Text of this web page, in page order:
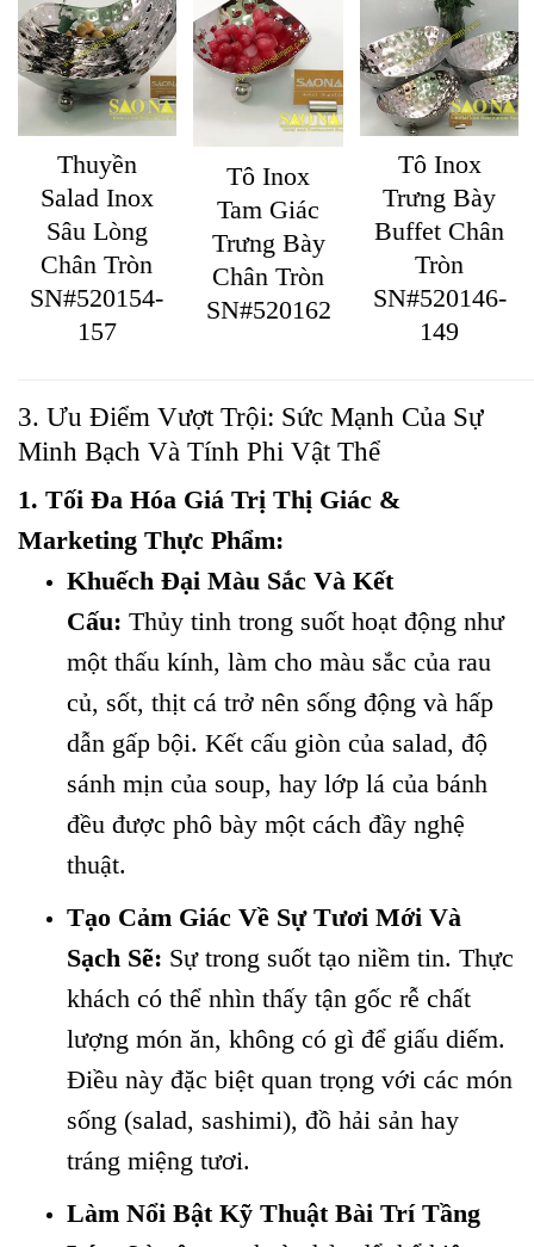
Thuyền
Salad Inox
Sâu Lòng
Chân Tròn
SN#520154-
157
Tô Inox
Tam Giác
Trưng Bày
Chân Tròn
SN#520162
Tô Inox
Trưng Bày
Buffet Chân
Tròn
SN#520146-
149
3. Ưu Điểm Vượt Trội: Sức Mạnh Của Sự
Minh Bạch Và Tính Phi Vật Thể
1. Tối Đa Hóa Giá Trị Thị Giác &
Marketing Thực Phẩm:
Khuếch Đại Màu Sắc Và Kết
Cấu: Thủy tinh trong suốt hoạt động như
một thấu kính, làm cho màu sắc của rau
củ, sốt, thịt cá trở nên sống động và hấp
dẫn gấp bội. Kết cấu giòn của salad, độ
sánh mịn của soup, hay lớp lá của bánh
đều được phô bày một cách đầy nghệ
thuật.
Tạo Cảm Giác Về Sự Tươi Mới Và
Sạch Sẽ: Sự trong suốt tạo niềm tin. Thực
khách có thể nhìn thấy tận gốc rễ chất
lượng món ăn, không có gì để giấu diếm.
Điều này đặc biệt quan trọng với các món
sống (salad, sashimi), đồ hải sản hay
tráng miệng tươi.
Làm Nổi Bật Kỹ Thuật Bài Trí Tầng